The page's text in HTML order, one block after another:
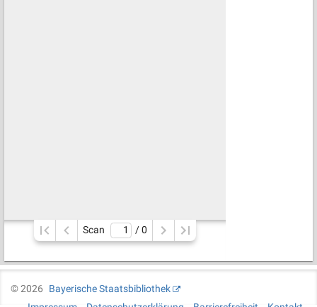
Scan / 0
©2026
Bayerische Staatsbibliothek